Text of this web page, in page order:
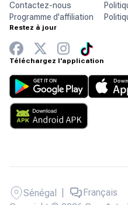
Contactez-nous
Programme d'affiliation
Restez à jour
Téléchargez l'application
Sénégal Français